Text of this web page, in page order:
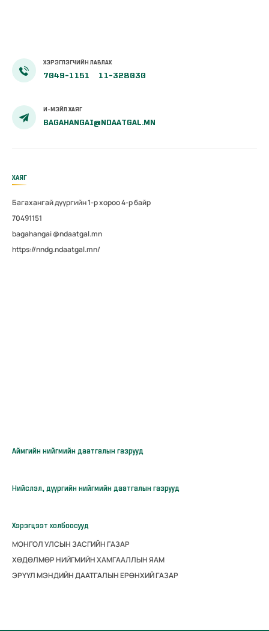
ХЭРЭГЛЭГЧИЙН ЛАВЛАХ
7049-1151 11-328030
И-МЭЙЛ ХАЯГ
BAGAHANGAI@NDAATGAL.MN
ХАЯГ
Багахангай дүүргийн 1-р хороо 4-р байр
70491151
bagahangai @ndaatgal.mn
https://nndg.ndaatgal.mn/
Аймгийн нийгмийн даатгалын газрууд
Нийслэл, дүүргийн нийгмийн даатгалын газрууд
Хэрэгцээт холбоосууд
МОНГОЛ УЛСЫН ЗАСГИЙН ГАЗАР
ХӨДӨЛМӨР НИЙГМИЙН ХАМГААЛЛЫН ЯАМ
ЭРҮҮЛ МЭНДИЙН ДААТГАЛЫН ЕРӨНХИЙ ГАЗАР